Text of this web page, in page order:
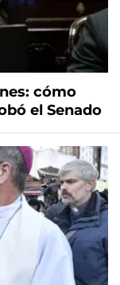
cómo
el Senado